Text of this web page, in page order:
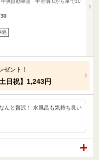
中央自動車道 甲府南ICから車で10
処
ゼント！
日祝】1,243円
んと贅沢！ 水風呂も気持ち良い